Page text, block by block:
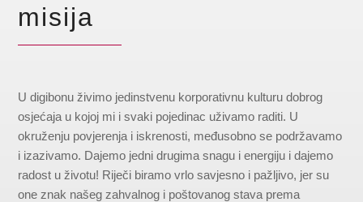
misija
U digibonu živimo jedinstvenu korporativnu kulturu dobrog
osjećaja u kojoj mi i svaki pojedinac uživamo raditi. U
okruženju povjerenja i iskrenosti, međusobno se podržavamo
i izazivamo. Dajemo jedni drugima snagu i energiju i dajemo
radost u životu! Riječi biramo vrlo savjesno i pažljivo, jer su
one znak našeg zahvalnog i poštovanog stava prema